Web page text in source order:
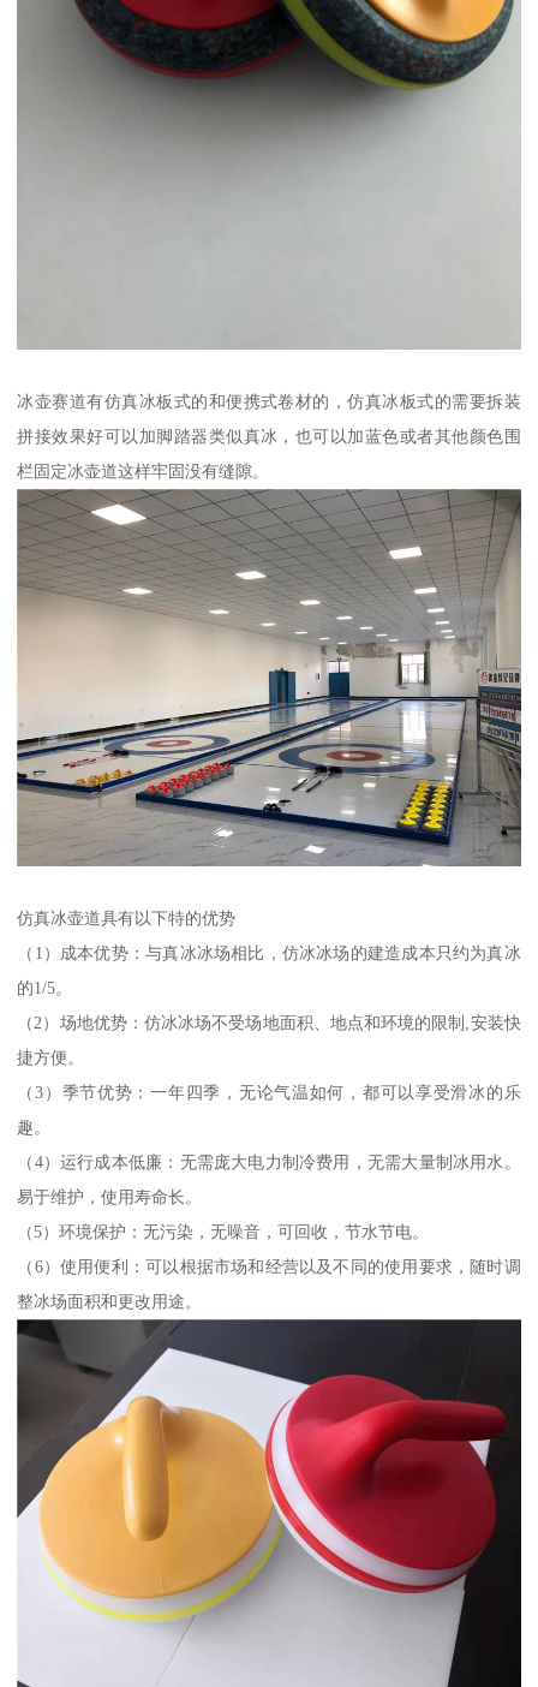
冰壶赛道有仿真冰板式的和便携式卷材的，仿真冰板式的需要拆装
拼接效果好可以加脚踏器类似真冰，也可以加蓝色或者其他颜色围
栏固定冰壶道这样牢固没有缝隙。
仿真冰壶道具有以下特的优势
（1）成本优势：与真冰冰场相比，仿冰冰场的建造成本只约为真冰
的1/5。
（2）场地优势：仿冰冰场不受场地面积、地点和环境的限制,安装快
捷方便。
（3）季节优势：一年四季，无论气温如何，都可以享受滑冰的乐
趣。
（4）运行成本低廉：无需庞大电力制冷费用，无需大量制冰用水。
易于维护，使用寿命长。
（5）环境保护：无污染，无噪音，可回收，节水节电。
（6）使用便利：可以根据市场和经营以及不同的使用要求，随时调
整冰场面积和更改用途。